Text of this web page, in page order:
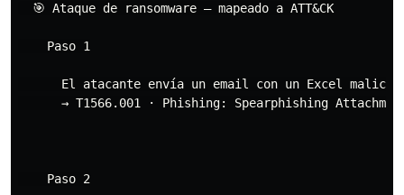
  🎯 Ataque de ransomware — mapeado a ATT&CK
    Paso 1
El atacante envía un email con un Excel
→ T1566.001 · Phishing: Spearphishing
    Paso 2